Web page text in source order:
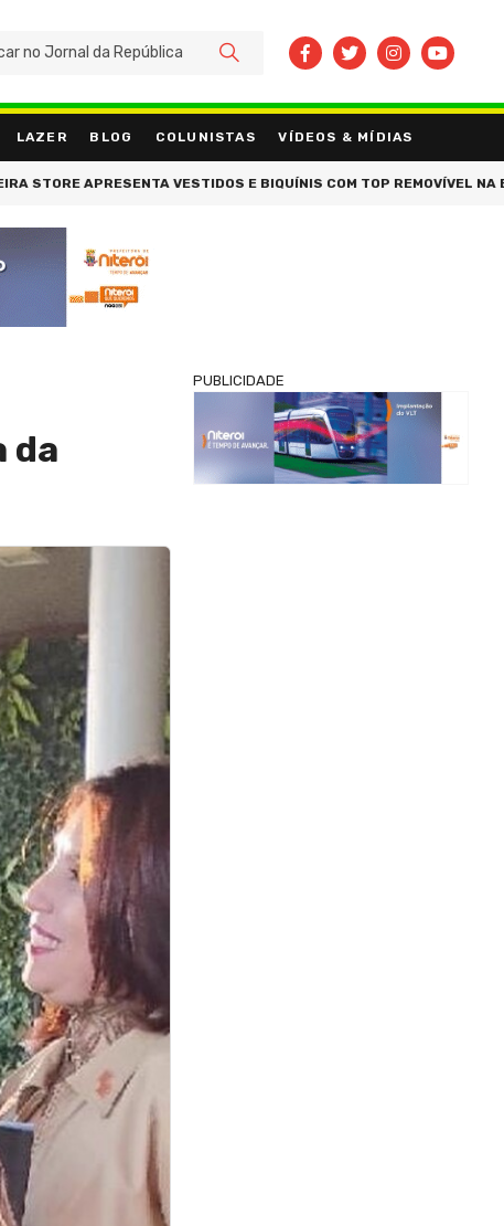
LAZER BLOG COLUNISTAS VÍDEOS & MÍDIAS
VESTIDOS E BIQUÍNIS COM TOP REMOVÍVEL NA BEAUTY
BUSCAR
da
PUBLICIDADE